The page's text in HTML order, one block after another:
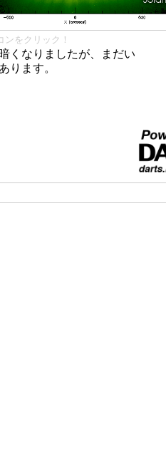
をクリック！
くなりましたが、まだい
ります。